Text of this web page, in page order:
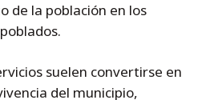
de la población en los
suelen convertirse en
del municipio,